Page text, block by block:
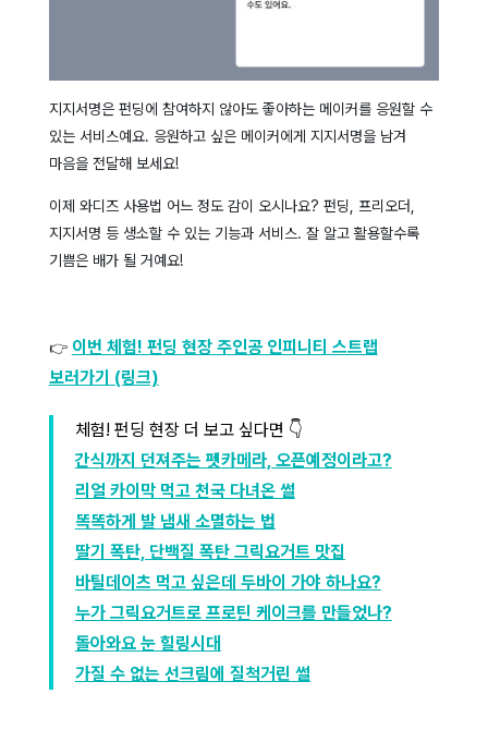
지지서명은 펀딩에 참여하지 않아도 좋아하는 메이커를 응원할 수
있는 서비스예요. 응원하고 싶은 메이커에게 지지서명을 남겨
마음을 전달해 보세요!
이제 와디즈 사용법 어느 정도 감이 오시나요? 펀딩, 프리오더,
지지서명 등 생소할 수 있는 기능과 서비스. 잘 알고 활용할수록
기쁨은 배가 될 거예요!
👉 이번 체험! 펀딩 현장 주인공 인피니티 스트랩
보러가기 (링크)
체험! 펀딩 현장 더 보고 싶다면 👇
간식까지 던져주는 펫카메라, 오픈예정이라고?
리얼 카이막 먹고 천국 다녀온 썰
똑똑하게 발 냄새 소멸하는 법
딸기 폭탄, 단백질 폭탄 그릭요거트 맛집
바틸데이츠 먹고 싶은데 두바이 가야 하나요?
누가 그릭요거트로 프로틴 케이크를 만들었나?
돌아와요 눈 힐링시대
가질 수 없는 선크림에 질척거린 썰